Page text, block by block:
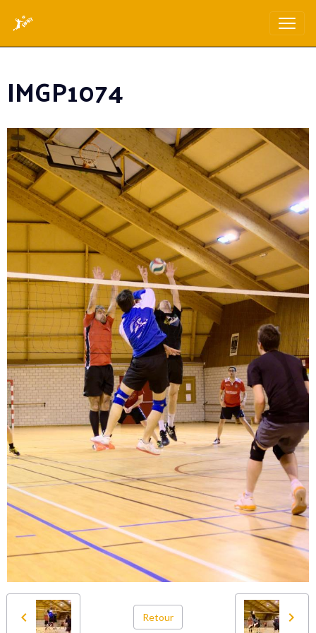
IMGP1074
Retour